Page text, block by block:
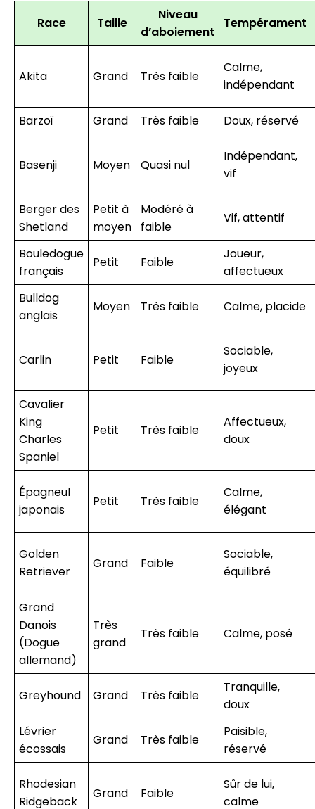
Race Taille
Niveau
d’aboiement
Tempérament
Akita Grand Très faible
Calme,
indépendant
Barzoï Grand Très faible Doux, réservé
Basenji Moyen Quasi nul
Indépendant,
vif
Berger des
Shetland
Petit à
moyen
Modéré à
faible
Vif, attentif
Bouledogue
français
Petit Faible
Joueur,
affectueux
Bulldog
anglais
Moyen Très faible Calme, placide
Carlin Petit Faible
Sociable,
joyeux
Cavalier
King
Charles
Spaniel
Petit Très faible
Affectueux,
doux
Épagneul
japonais
Petit Très faible
Calme,
élégant
Golden
Retriever
Grand Faible
Sociable,
équilibré
Grand
Danois
(Dogue
allemand)
Très
grand
Très faible Calme, posé
Greyhound Grand Très faible
Tranquille,
doux
Lévrier
écossais
Grand Très faible
Paisible,
réservé
Rhodesian
Ridgeback
Grand Faible
Sûr de lui,
calme